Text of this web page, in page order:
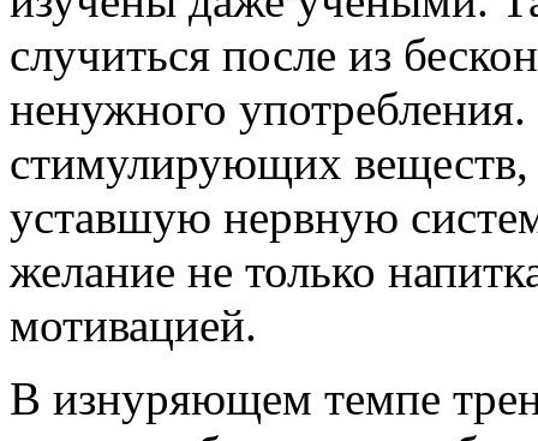
случиться после из
ненужного
стимулирующих веществ,
уставшую нервную
желание не только
мотивацией.
В изнуряющем темпе